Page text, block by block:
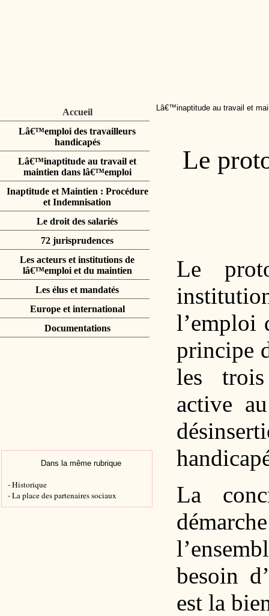
Accueil
Lâ€™emploi des travailleurs
handicapés
Lâ€™inaptitude au travail et
maintien dans lâ€™emploi
Inaptitude et Maintien : Procédure
et Indemnisation
Le droit des salariés
72 jurisprudences
Les acteurs et institutions de
lâ€™emploi et du maintien
Les élus et mandatés
Europe et international
Documentations
Lâ€™inaptitude au travail et
Le
Le
l’emploi
principe
les trois
active
La
besoin
est la
Dans la même rubrique
- Historique
- La place des partenaires sociaux